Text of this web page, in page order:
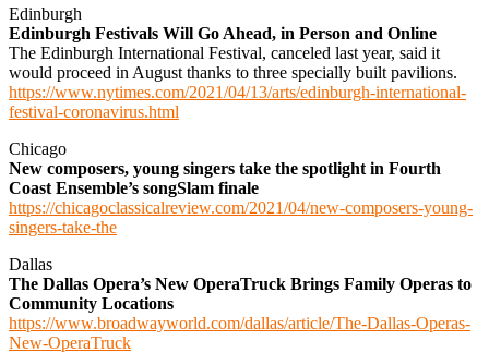
Edinburgh
Edinburgh Festivals Will Go Ahead, in Person and Online
The Edinburgh International Festival, canceled last year, said it
would proceed in August thanks to three specially built pavilions.
https://www.nytimes.com/2021/04/13/arts/edinburgh-international-
festival-coronavirus.html
Chicago
New composers, young singers take the spotlight in Fourth
Coast Ensemble’s songSlam finale
https://chicagoclassicalreview.com/2021/04/new-composers-young-
singers-take-the
Dallas
The Dallas Opera’s New OperaTruck Brings Family Operas to
Community Locations
https://www.broadwayworld.com/dallas/article/The-Dallas-Operas-
New-OperaTruck